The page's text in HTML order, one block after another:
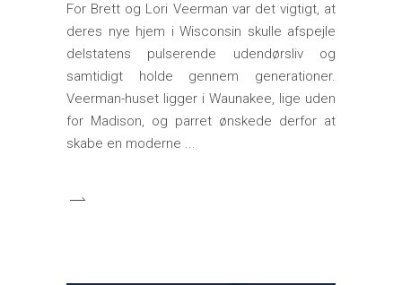
For Brett og Lori Veerman var det vigtigt, at
deres nye hjem i Wisconsin skulle afspejle
delstatens pulserende udendørsliv og
samtidigt holde gennem generationer.
Veerman-huset ligger i Waunakee, lige uden
for Madison, og parret ønskede derfor at
skabe en moderne